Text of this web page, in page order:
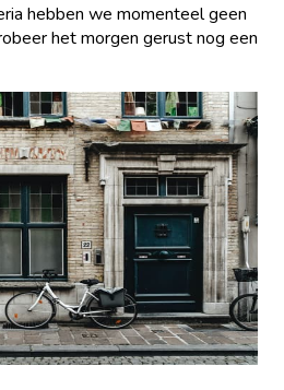
hebben we momenteel geen
het morgen gerust nog een